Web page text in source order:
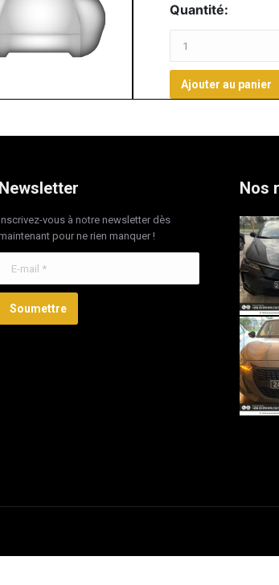
Quantité:
Ajouter au panier
Newsletter
vous à notre newsletter dès
pour ne rien manquer !
Soumettre
Nos